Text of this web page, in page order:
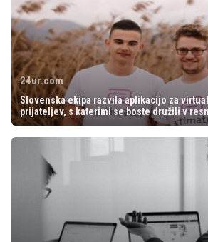
24ur.com
Slovenska ekipa razvila aplikacijo za
prijateljev, s katerimi se boste družili v